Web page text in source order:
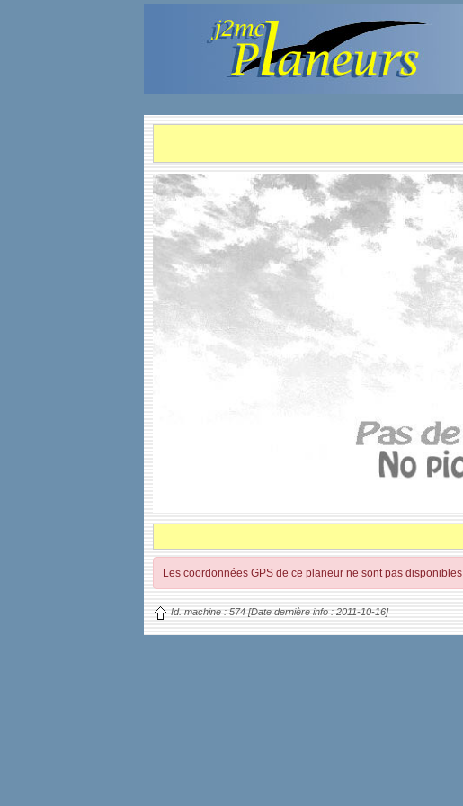
Les coordonnées GPS de ce planeur ne sont pas disponibles.
Id. machine : 574 [Date dernière info : 2011-10-16]